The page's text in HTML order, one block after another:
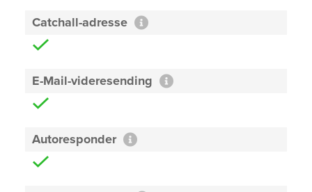
Catchall-adresse
E-Mail-videresending
Autoresponder